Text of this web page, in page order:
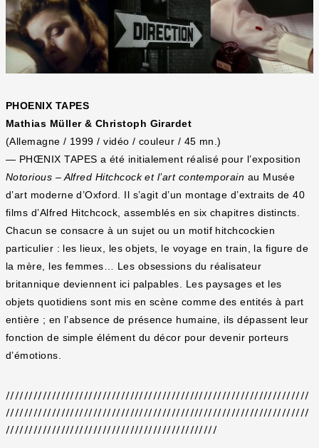
PHOENIX TAPES
Mathias Müller & Christoph Girardet
(Allemagne / 1999 / vidéo / couleur / 45 mn.)
— PHŒNIX TAPES a été initialement réalisé pour l’exposition
Notorious – Alfred Hitchcock et l’art contemporain au Musée
d’art moderne d’Oxford. Il s’agit d’un montage d’extraits de 40
films d’Alfred Hitchcock, assemblés en six chapitres distincts.
Chacun se consacre à un sujet ou un motif hitchcockien
particulier : les lieux, les objets, le voyage en train, la figure de
la mère, les femmes… Les obsessions du réalisateur
britannique deviennent ici palpables. Les paysages et les
objets quotidiens sont mis en scène comme des entités à part
entière ; en l’absence de présence humaine, ils dépassent leur
fonction de simple élément du décor pour devenir porteurs
d’émotions.
//////////////////////////////////////////////////////////////////
//////////////////////////////////////////////////////////////////
//////////////////////////////////////////////